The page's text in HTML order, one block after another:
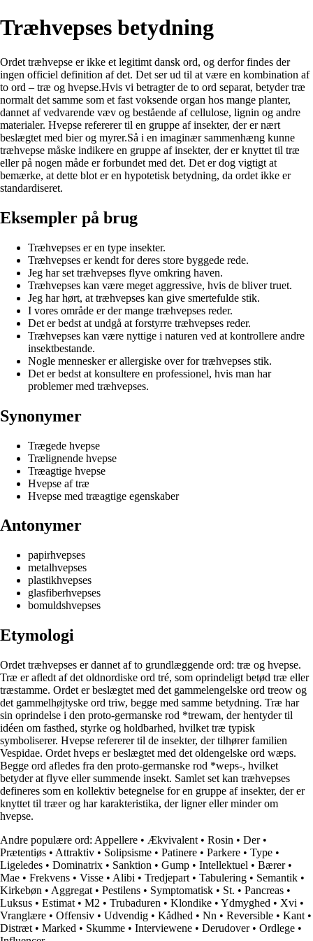
Træhvepses betydning
Ordet træhvepse er ikke et legitimt dansk ord, og derfor findes der
ingen officiel definition af det. Det ser ud til at være en kombination af
to ord – træ og hvepse.Hvis vi betragter de to ord separat, betyder træ
normalt det samme som et fast voksende organ hos mange planter,
dannet af vedvarende væv og bestående af cellulose, lignin og andre
materialer. Hvepse refererer til en gruppe af insekter, der er nært
beslægtet med bier og myrer.Så i en imaginær sammenhæng kunne
træhvepse måske indikere en gruppe af insekter, der er knyttet til træ
eller på nogen måde er forbundet med det. Det er dog vigtigt at
bemærke, at dette blot er en hypotetisk betydning, da ordet ikke er
standardiseret.
Eksempler på brug
Træhvepses er en type insekter.
Træhvepses er kendt for deres store byggede rede.
Jeg har set træhvepses flyve omkring haven.
Træhvepses kan være meget aggressive, hvis de bliver truet.
Jeg har hørt, at træhvepses kan give smertefulde stik.
I vores område er der mange træhvepses reder.
Det er bedst at undgå at forstyrre træhvepses reder.
Træhvepses kan være nyttige i naturen ved at kontrollere andre
insektbestande.
Nogle mennesker er allergiske over for træhvepses stik.
Det er bedst at konsultere en professionel, hvis man har
problemer med træhvepses.
Synonymer
Trægede hvepse
Trælignende hvepse
Træagtige hvepse
Hvepse af træ
Hvepse med træagtige egenskaber
Antonymer
papirhvepses
metalhvepses
plastikhvepses
glasfiberhvepses
bomuldshvepses
Etymologi
Ordet træhvepses er dannet af to grundlæggende ord: træ og hvepse.
Træ er afledt af det oldnordiske ord tré, som oprindeligt betød træ eller
træstamme. Ordet er beslægtet med det gammelengelske ord treow og
det gammelhøjtyske ord triw, begge med samme betydning. Træ har
sin oprindelse i den proto-germanske rod *trewam, der hentyder til
idéen om fasthed, styrke og holdbarhed, hvilket træ typisk
symboliserer. Hvepse refererer til de insekter, der tilhører familien
Vespidae. Ordet hveps er beslægtet med det oldengelske ord wæps.
Begge ord afledes fra den proto-germanske rod *weps-, hvilket
betyder at flyve eller summende insekt. Samlet set kan træhvepses
defineres som en kollektiv betegnelse for en gruppe af insekter, der er
knyttet til træer og har karakteristika, der ligner eller minder om
hvepse.
Andre populære ord: Appellere • Ækvivalent • Rosin • Der•
Prætentiøs • Attraktiv • Solipsisme • Patinere • Parkere • Type •
Ligeledes • Dominatrix • Sanktion • Gump • Intellektuel • Bærer•
Mae • Frekvens • Visse • Alibi • Tredjepart • Tabulering • Semantik •
Kirkebøn • Aggregat • Pestilens • Symptomatisk • St. • Pancreas •
Luksus • Estimat • M2 • Trubaduren • Klondike • Ydmyghed • Xvi •
Vranglære • Offensiv • Udvendig • Kådhed • Nn • Reversible • Kant •
Distræt • Marked • Skumme • Interviewene • Derudover• Ordlege •